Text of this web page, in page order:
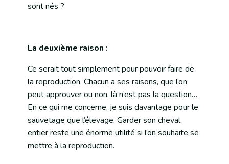
sont nés ?
La deuxième raison :
Ce serait tout simplement pour pouvoir faire de
la reproduction. Chacun a ses raisons, que l’on
peut approuver ou non, là n’est pas la question…
En ce qui me concerne, je suis davantage pour le
sauvetage que l’élevage. Garder son cheval
entier reste une énorme utilité si l’on souhaite se
mettre à la reproduction.